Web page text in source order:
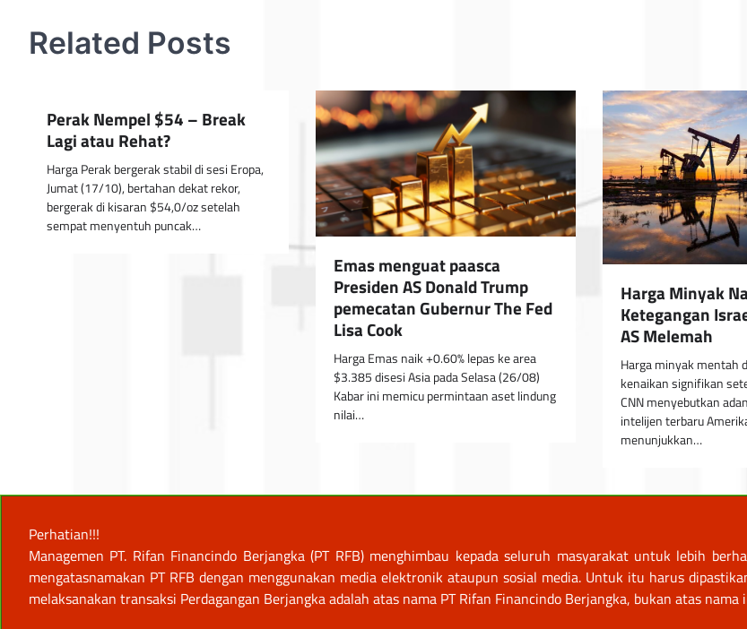
Related Posts
Perak Nempel $54 – Break
Lagi atau Rehat?
Harga Perak bergerak stabil di sesi Eropa,
Jumat (17/10), bertahan dekat rekor,
bergerak di kisaran $54,0/oz setelah
sempat menyentuh puncak…
Emas menguat paasca
Presiden AS Donald Trump
pemecatan Gubernur The Fed
Lisa Cook
Harga Emas naik +0.60% lepas ke area
$3.385 disesi Asia pada Selasa (26/08)
Kabar ini memicu permintaan aset lindung
nilai…
Harga Minyak
Ketegangan
AS Melemah
Harga minyak mentah
kenaikan signifikan
CNN menyebutkan
intelijen terbaru
menunjukkan…
Perhatian!!!
Managemen PT. Rifan Financindo Berjangka (PT RFB) menghimbau kepada seluruh masyarakat untuk lebih
mengatasnamakan PT RFB dengan menggunakan media elektronik ataupun sosial media. Untuk itu harus
melaksanakan transaksi Perdagangan Berjangka adalah atas nama PT Rifan Financindo Berjangka, bukan atas nama